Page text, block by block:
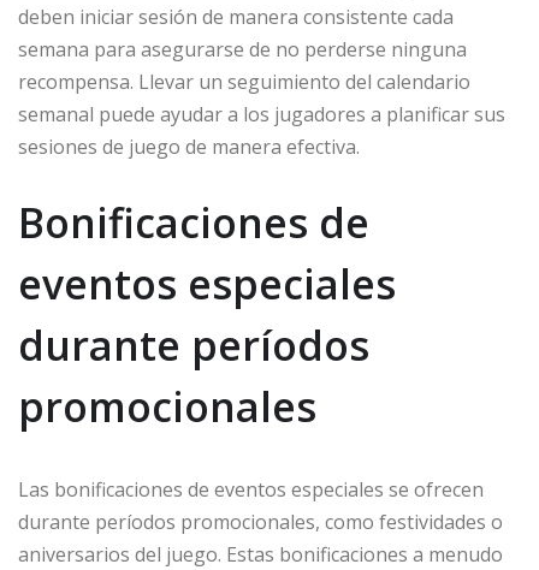
deben iniciar sesión de manera consistente cada
semana para asegurarse de no perderse ninguna
recompensa. Llevar un seguimiento del calendario
semanal puede ayudar a los jugadores a planificar sus
sesiones de juego de manera efectiva.
Bonificaciones de
eventos especiales
durante períodos
promocionales
Las bonificaciones de eventos especiales se ofrecen
durante períodos promocionales, como festividades o
aniversarios del juego. Estas bonificaciones a menudo